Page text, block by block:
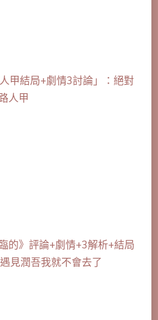
甲結局+劇情3討論」：絕對
人甲
的》評論+劇情+3解析+結局
見潤吾我就不會去了